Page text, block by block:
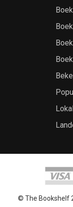
© The Bookshelf